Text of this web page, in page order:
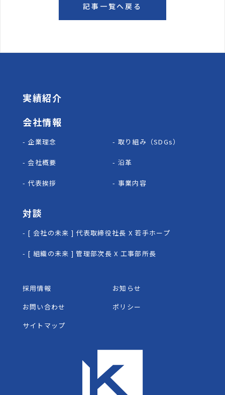
記事一覧へ戻る
実績紹介
会社情報
- 企業理念 - 取り組み（SDGs）
- 会社概要 - 沿革
- 代表挨拶 - 事業内容
対談
- [ 会社の未来 ] 代表取締役社長 X 若手ホープ
- [ 組織の未来 ] 管理部次長 X 工事部所長
採用情報
お知らせ
お問い合わせ
ポリシー
サイトマップ